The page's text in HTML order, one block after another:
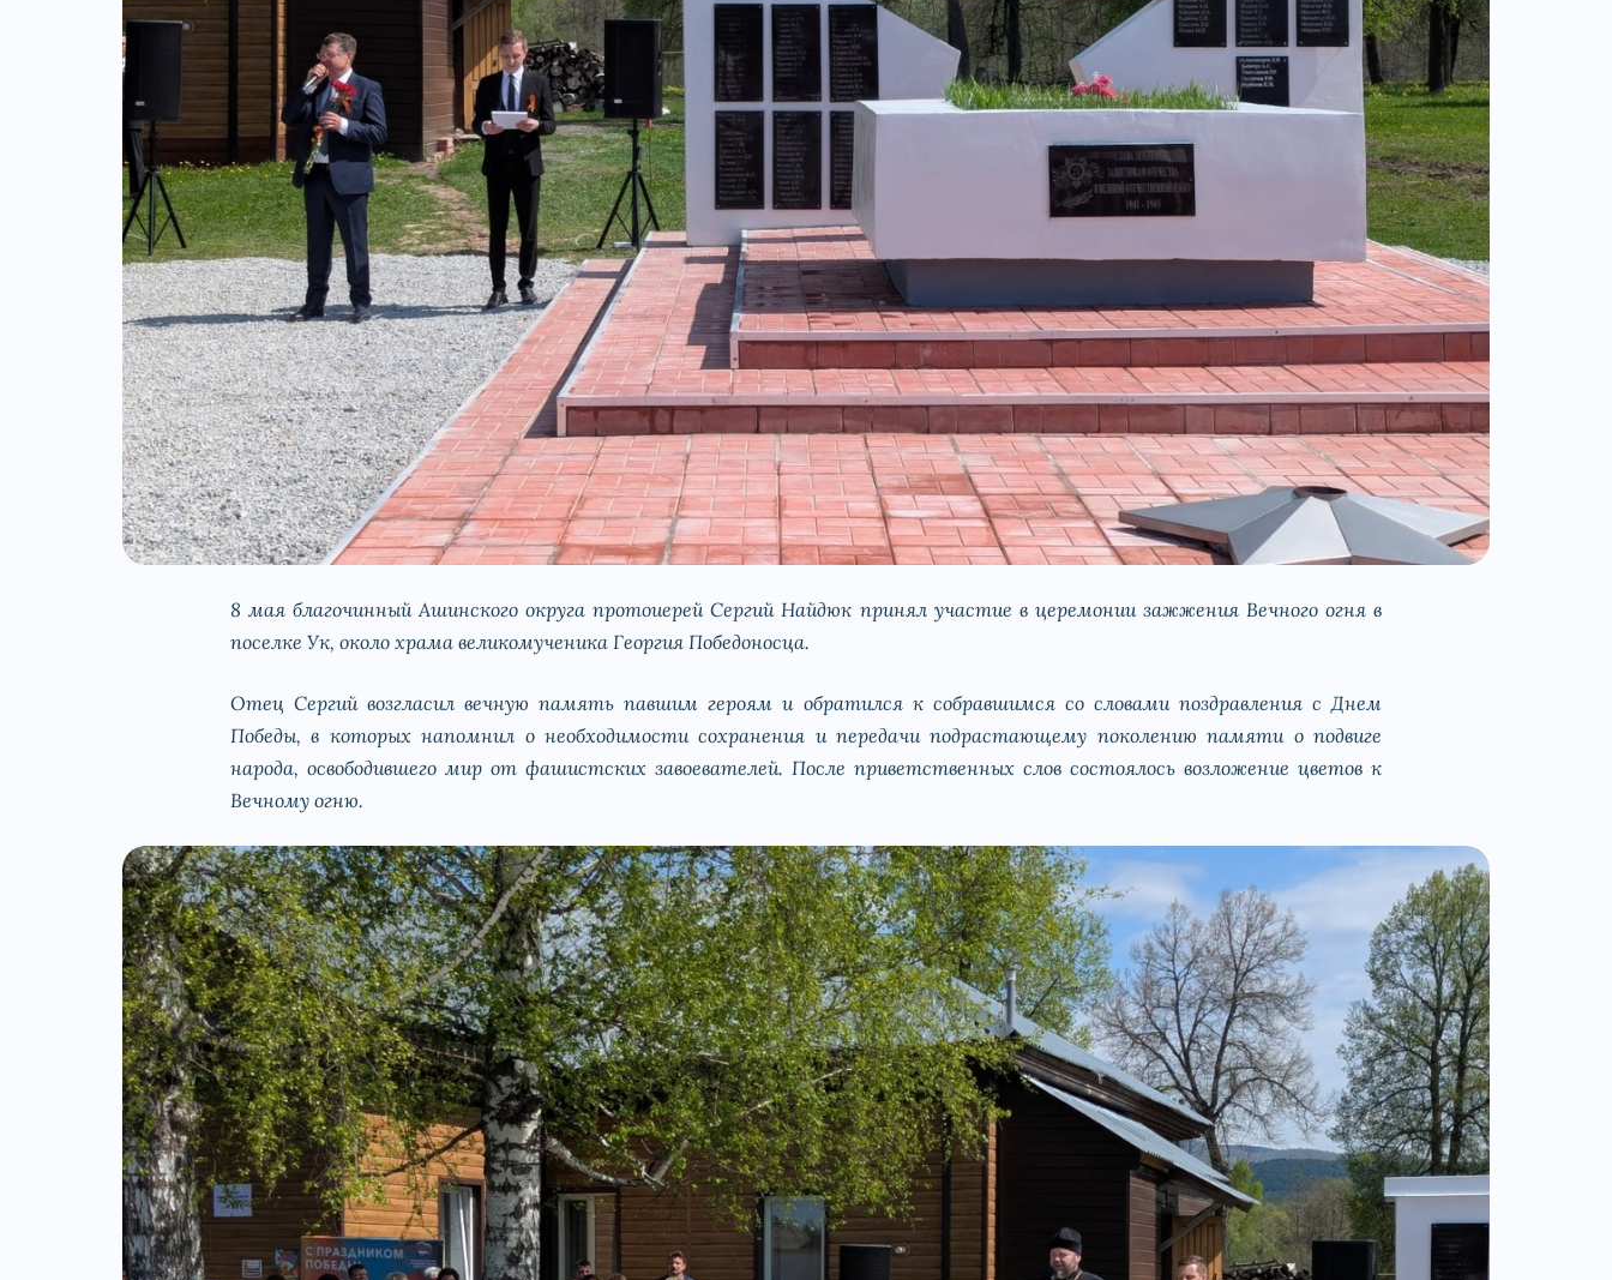
8 мая благочинный Ашинского округа протоиерей Сергий Найдюк принял участие в церемонии зажжения Вечного огня в
поселке Ук, около храма великомученика Георгия Победоносца.
Отец Сергий возгласил вечную память павшим героям и обратился к собравшимся со словами поздравления с Днем
Победы, в которых напомнил о необходимости сохранения и передачи подрастающему поколению памяти о подвиге
народа, освободившего мир от фашистских завоевателей. После приветственных слов состоялось возложение цветов к
Вечному огню.